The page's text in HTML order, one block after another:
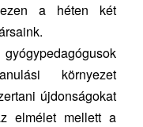
ezen a héten két
környezet
újdonságokat
elmélet mellett a